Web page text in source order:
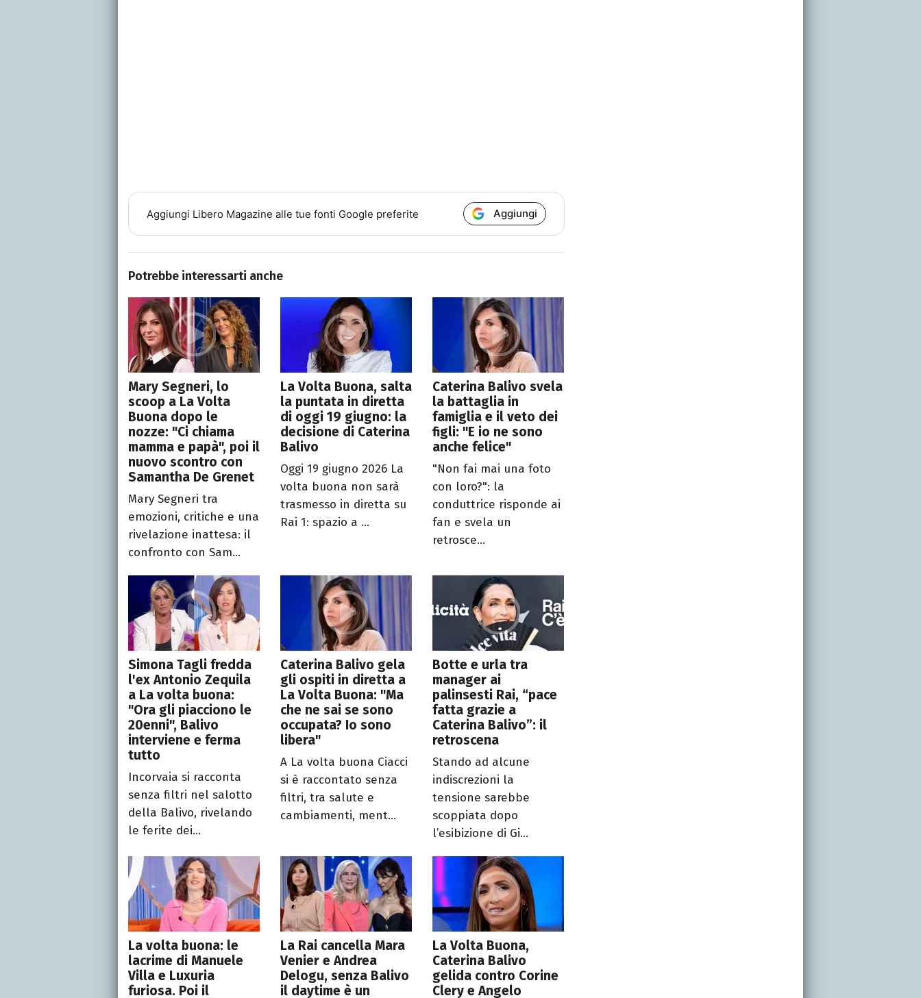
Aggiungi Libero Magazine alle tue fonti Google preferite Aggiungi
Potrebbe interessarti anche
Mary Segneri, lo
scoop a La Volta
Buona dopo le
nozze: "Ci chiama
mamma e papà", poi il
nuovo scontro con
Samantha De Grenet
Mary Segneri tra
emozioni, critiche e una
rivelazione inattesa: il
confronto con Sam...
La Volta Buona, salta
la puntata in diretta
di oggi 19 giugno: la
decisione di Caterina
Balivo
Oggi 19 giugno 2026 La
volta buona non sarà
trasmesso in diretta su
Rai 1: spazio a ...
Caterina Balivo svela
la battaglia in
famiglia e il veto dei
figli: "E io ne sono
anche felice"
"Non fai mai una foto
con loro?": la
conduttrice risponde ai
fan e svela un
retrosce...
Simona Tagli fredda
l'ex Antonio Zequila
a La volta buona:
"Ora gli piacciono le
20enni", Balivo
interviene e ferma
tutto
Incorvaia si racconta
senza filtri nel salotto
della Balivo, rivelando
le ferite dei...
Caterina Balivo gela
gli ospiti in diretta a
La Volta Buona: "Ma
che ne sai se sono
occupata? Io sono
libera"
A La volta buona Ciacci
si è raccontato senza
filtri, tra salute e
cambiamenti, ment...
Botte e urla tra
manager ai
palinsesti Rai, “pace
fatta grazie a
Caterina Balivo”: il
retroscena
Stando ad alcune
indiscrezioni la
tensione sarebbe
scoppiata dopo
l’esibizione di Gi...
La volta buona: le
lacrime di Manuele
Villa e Luxuria
furiosa. Poi il
La Rai cancella Mara
Venier e Andrea
Delogu, senza Balivo
il daytime è un
La Volta Buona,
Caterina Balivo
gelida contro Corine
Clery e Angelo